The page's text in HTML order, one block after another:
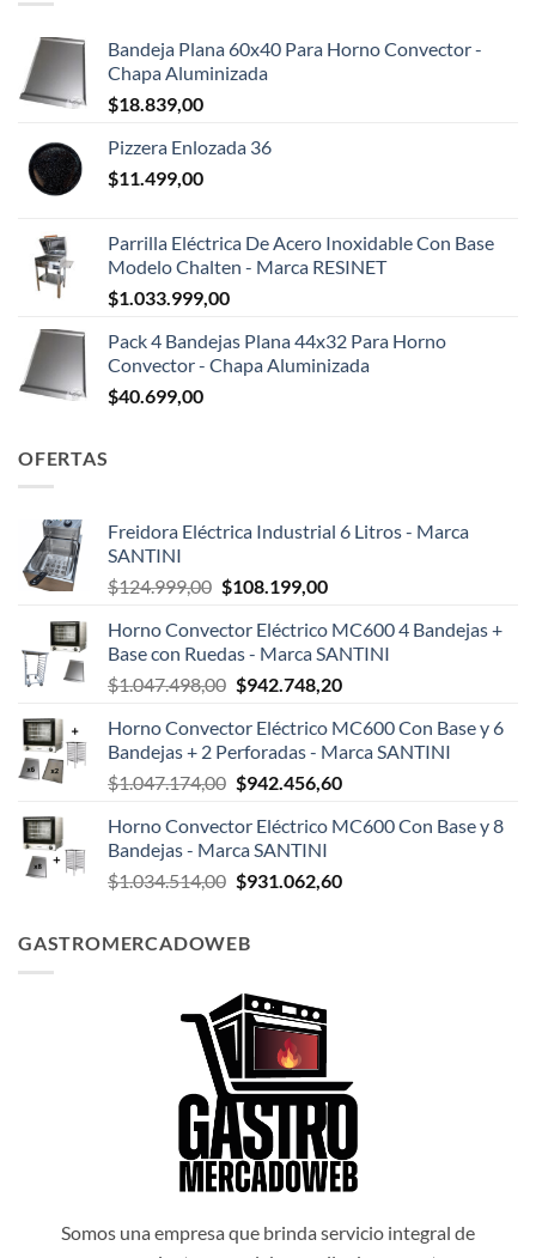
Bandeja Plana 60x40 Para Horno Convector -
Chapa Aluminizada
$18.839,00
Pizzera Enlozada 36
$11.499,00
Parrilla Eléctrica De Acero Inoxidable Con Base
Modelo Chalten - Marca RESINET
$1.033.999,00
Pack 4 Bandejas Plana 44x32 Para Horno
Convector - Chapa Aluminizada
$40.699,00
OFERTAS
Freidora Eléctrica Industrial 6 Litros - Marca
SANTINI
$124.999,00 El
original
era:
$124.999,00.
$108.199,00El
actual
es:
$108.199,00.
Horno Convector Eléctrico MC600 4 Bandejas +
Base con Ruedas - Marca SANTINI
$1.047.498,00 El
original
era:
$1.047.498,00.
$942.748,20El
actual
es:
$942.748,20.
Horno Convector Eléctrico MC600 Con Base y 6
Bandejas + 2 Perforadas - Marca SANTINI
$1.047.174,00 El
original
era:
$1.047.174,00.
$942.456,60El
actual
$942.456,60.
Horno Convector Eléctrico MC600 Con Base y 8
Bandejas - Marca SANTINI
$1.034.514,00 El
era:
$931.062,60El
GASTROMERCADOWEB
Somos una empresa que brinda servicio integral de